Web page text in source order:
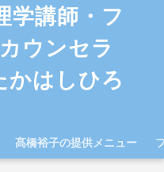
学講師・フ
ウンセラ
はしひろ
髙橋裕子の提供メニュー